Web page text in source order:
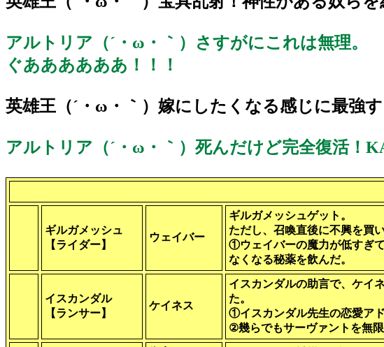
アルトリア（´・ω・｀）さすがにこれは無理。
ぐああああああ！！！
英雄王 （´・ω・｀）嫁にしたくなる感じに最強
アルトリア（´・ω・｀）死んだけど完全復活！
ギルガメッシュ
【ライダー】
ウェイバー
ギルガメッシュゲット。
ただし、召喚直後に不興を買
①ウェイバーの魔力が低すぎ
なくなる秘薬を飲んだ。
イスカンダル
【ランサー】
ケイネス
イスカンダルの助言で、ケイ
た。
①イスカンダル先生の恋愛ア
②幾らでもサーヴァントを無